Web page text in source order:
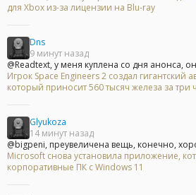
для Xbox из-за лицензии на Blu-ray
Dns
9 минут назад
@Readtext, у меня куплена со дня анонса,
Игрок Space Engineers 2 создал гигантский
который приносит 560 тысяч железа за три
Glyukoza
14 минут назад
@bigpeni, преувеличена вещь, конечно,
Microsoft снова установила приложение,
корпоративные ПК с Windows 11